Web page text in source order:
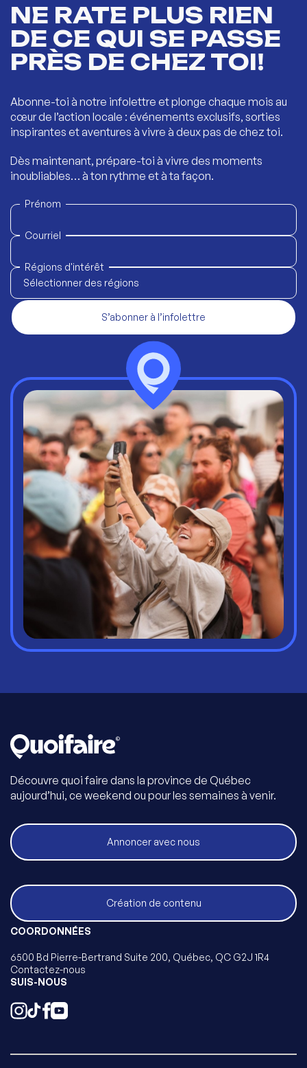
NE RATE PLUS RIEN
DE CE QUI SE PASSE
PRÈS DE CHEZ TOI!
Abonne-toi à notre infolettre et plonge chaque mois au
cœur de l’action locale : événements exclusifs, sorties
inspirantes et aventures à vivre à deux pas de chez toi.
Dès maintenant, prépare-toi à vivre des moments
inoubliables… à ton rythme et à ta façon.
Prénom
Courriel
Régions d'intérêt
Sélectionner des régions
S’abonner à l’infolettre
Découvre quoi faire dans la province de Québec
aujourd’hui, ce weekend ou pour les semaines à venir.
Annoncer avec nous
Création de contenu
COORDONNÉES
6500 Bd Pierre-Bertrand Suite 200, Québec, QC G2J 1R4
Contactez-nous
SUIS-NOUS